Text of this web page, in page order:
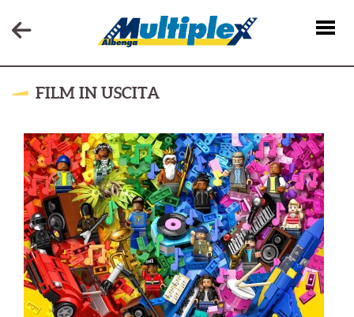
FILM IN USCITA